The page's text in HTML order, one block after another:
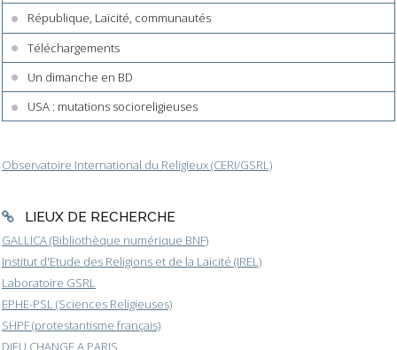
République, Laïcité, communautés
Téléchargements
Un dimanche en BD
USA : mutations socioreligieuses
Observatoire International du Religieux (CERI/GSRL)
LIEUX DE RECHERCHE
GALLICA (Bibliothèque numérique BNF)
Institut d'Etude des Religions et de la Laïcité (IREL)
Laboratoire GSRL
EPHE-PSL (Sciences Religieuses)
SHPF (protestantisme français)
DIEU CHANGE A PARIS